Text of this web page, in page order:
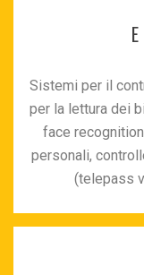
Sistemi per il
per la lettura dei
face
personali,
(telepass